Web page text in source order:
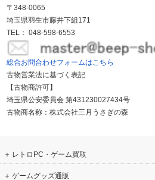
〒348-0065
埼玉県羽生市藤井下組171
TEL： 048-598-6553
総合お問合わせフォームはこちら
古物営業法に基づく表記
【古物商許可】
埼玉県公安委員会 第431230027434号
古物商名称：株式会社三月うさぎの森
レトロPC・ゲーム買取
ゲームグッズ通販